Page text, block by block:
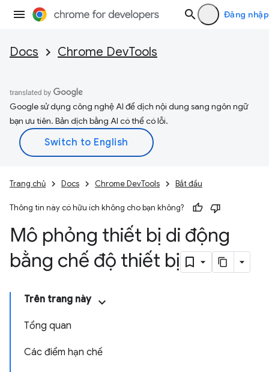
Đăng nhập
Docs Chrome DevTools
Google sử dụng công nghệ AI để dịch nội dung sang ngôn ngữ
bạn ưu tiên. Bản dịch bằng AI có thể có lỗi.
Trang chủ Docs Chrome DevTools Bắt đầu
Thông tin này có hữu ích không cho bạn không?
Mô phỏng thiết bị di động
bằng chế độ thiết bị
Trên trang này
Tổng quan
Các điểm hạn chế